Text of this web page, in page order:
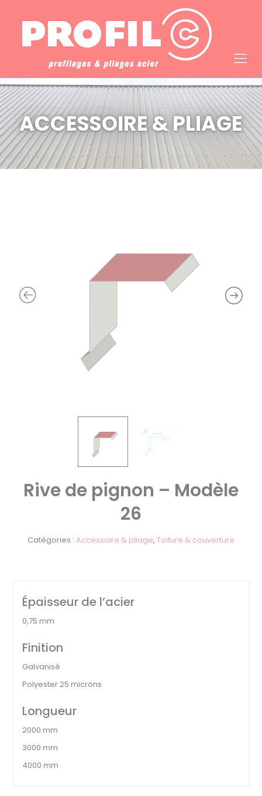
ACCESSOIRE & PLIAGE
Rive de pignon – Modèle
26
Catégories : Accessoire & pliage, Toiture & couverture
Épaisseur de l’acier
0,75 mm
Finition
Galvanisé
Polyester 25 microns
Longueur
2000 mm
3000 mm
4000 mm